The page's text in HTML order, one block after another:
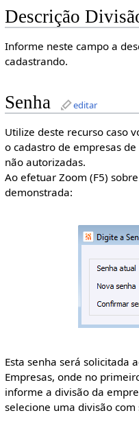
Descrição
Informe neste campo a
cadastrando.
Senha editar
Utilize deste recurso caso
o cadastro de empresas
não autorizadas.
Ao efetuar Zoom (F5)
demonstrada:
Esta senha será solicitada
Empresas, onde no
informe a divisão da
selecione uma divisão com